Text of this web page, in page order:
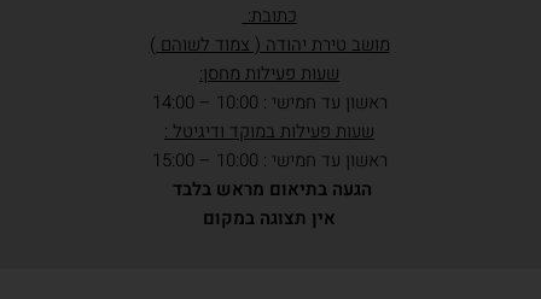
כתובת:
מושב טירת יהודה ( צמוד לשוהם )
שעות פעילות מחסן:
ראשון עד חמישי : 10:00 – 14:00
שעות פעילות במוקד ודיגיטל :
ראשון עד חמישי : 10:00 – 15:00
הגעה בתיאום מראש בלבד
אין תצוגה במקום